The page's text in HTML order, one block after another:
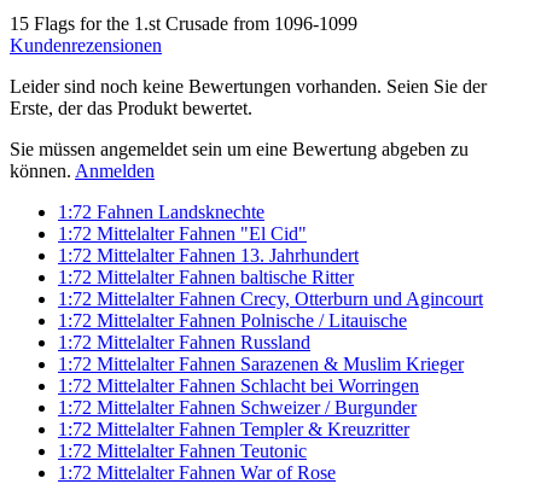
15 Flags for the 1.st Crusade from 1096-1099
Kundenrezensionen
Leider sind noch keine Bewertungen vorhanden. Seien Sie der
Erste, der das Produkt bewertet.
Sie müssen angemeldet sein um eine Bewertung abgeben zu
können. Anmelden
1:72 Fahnen Landsknechte
1:72 Mittelalter Fahnen "El Cid"
1:72 Mittelalter Fahnen 13. Jahrhundert
1:72 Mittelalter Fahnen baltische Ritter
1:72 Mittelalter Fahnen Crecy, Otterburn und Agincourt
1:72 Mittelalter Fahnen Polnische / Litauische
1:72 Mittelalter Fahnen Russland
1:72 Mittelalter Fahnen Sarazenen & Muslim Krieger
1:72 Mittelalter Fahnen Schlacht bei Worringen
1:72 Mittelalter Fahnen Schweizer / Burgunder
1:72 Mittelalter Fahnen Templer & Kreuzritter
1:72 Mittelalter Fahnen Teutonic
1:72 Mittelalter Fahnen War of Rose